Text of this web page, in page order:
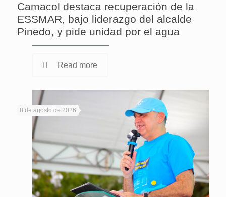
Camacol destaca recuperación de la
ESSMAR, bajo liderazgo del alcalde
Pinedo, y pide unidad por el agua
Read more
8 de agosto de 2026